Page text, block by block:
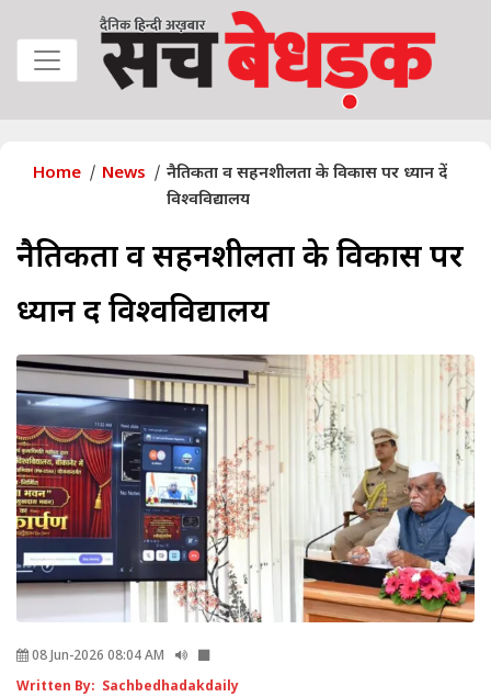
Home News
नैतिकता व सहनशीलता के विकास पर ध्यान दें
विश्वविद्यालय
नैतिकता व सहनशीलता के विकास पर
ध्यान दें विश्वविद्यालय
08 Jun-2026 08:04 AM
Written By: Sachbedhadakdaily